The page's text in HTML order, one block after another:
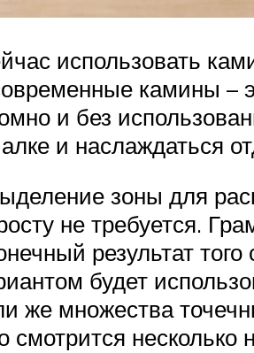
использовать
камины
и без
и наслаждаться
зоны для
не требуется.
результат
будет
же множества
смотрится несколько